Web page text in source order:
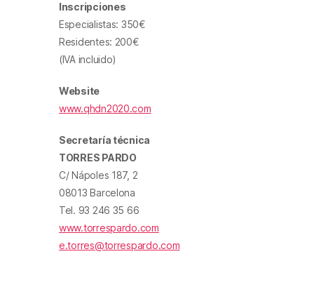
Inscripciones
Especialistas: 350€
Residentes: 200€
(IVA incluido)
Website
www.qhdn2020.com
Secretaría técnica
TORRES PARDO
C/ Nápoles 187, 2
08013 Barcelona
Tel. 93 246 35 66
www.torrespardo.com
e.torres@torrespardo.com